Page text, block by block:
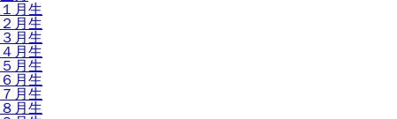
１月生
２月生
３月生
４月生
５月生
６月生
７月生
８月生